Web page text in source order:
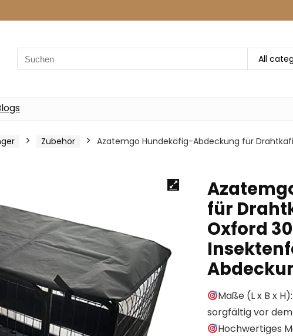
Search
for:
All
Zubehör
Azatemgo Hundekäfig-Abdeckung für
für
Oxford
Maße (L x B x
sorgfältig vor dem
Hochwertiges